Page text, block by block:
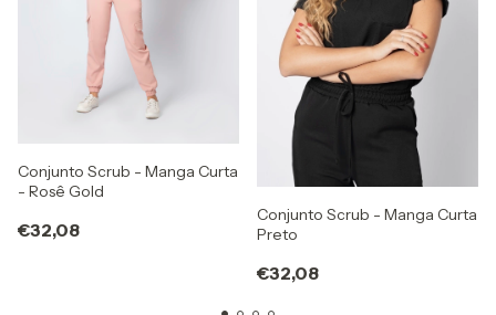
Conjunto Scrub - Manga Curta
- Rosê Gold
€32,08
Conjunto Scrub - Manga Curta
Preto
€32,08